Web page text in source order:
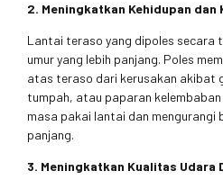
2. Meningkatkan Kehidupan dan
Lantai teraso yang dipoles secara
umur yang lebih panjang. Poles
atas teraso dari kerusakan akibat
tumpah, atau paparan
masa pakai lantai dan mengurangi
panjang.
3. Meningkatkan Kualitas Udara